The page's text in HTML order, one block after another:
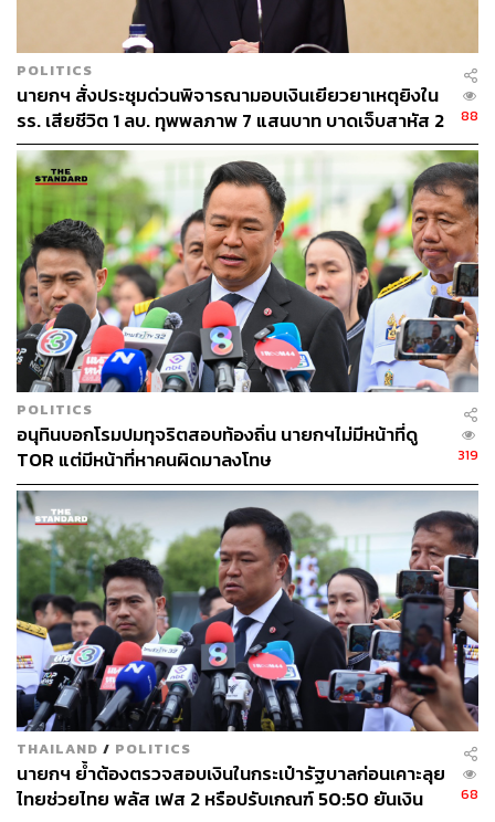
นานก็เสร็จ และจะเลือกคำถามของ ครม. ส่วน ครม.จะเห็น
ชอบตามที่ตนพูดมาหรือไม่ก็ไม่ทราบ ตนไม่บังอาจ เพราะยัง
ไม่ประชุม
TAGS: พรรคเพื่อไทย
บวรศักดิ์ อุวรรณโณ
คณะรัฐมนตรี
อนุทิน ชาญวีรกูล
พรรคภูมิใจไทย
ชูศักดิ์ ศิรินิล
วันเลือกตั้ง
ประชามติ
สำนักงานคณะกรรมการการเลือกตั้ง (กกต.)
งบประมาณ
นายกรัฐมนตรี เลือกตั้ง 2569
76
ABOUT THE AUTHOR
THE STANDARD TEAM
กองบรรณาธิการ THE STANDARD
POLITICS
นายกฯ สั่งประชุมด่วนพิจารณามอบเงินเยียวยาเหตุยิงใน
รร. เสียชีวิต 1 ลบ. ทุพพลภาพ 7 แสนบาท บาดเจ็บสาหัส 2
แสนบาท บาดเจ็บเล็กน้อย 1 แสนบาท
88
POLITICS
อนุทินบอกโรมปมทุจริตสอบท้องถิ่น นายกฯไม่มีหน้าที่ดู
TOR แต่มีหน้าที่หาคนผิดมาลงโทษ
319
THAILAND / POLITICS
นายกฯ ย้ำต้องตรวจสอบเงินในกระเป๋ารัฐบาลก่อนเคาะลุย
ไทยช่วยไทย พลัส เฟส 2 หรือปรับเกณฑ์ 50:50 ยันเงิน
68